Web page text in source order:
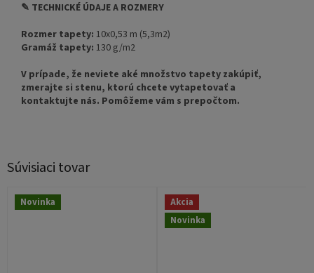
Súvisiaci tovar
Novinka
Akcia
Novinka
✎ TECHNICKÉ ÚDAJE A ROZMERY
Rozmer tapety: 10x0,53 m (5,3m2)
Gramáž tapety: 130 g/m2
V prípade, že neviete aké množstvo tapety zakúpiť,
zmerajte si stenu, ktorú chcete vytapetovať a
kontaktujte nás. Pomôžeme vám s prepočtom.